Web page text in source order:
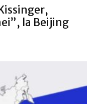
la Beijing